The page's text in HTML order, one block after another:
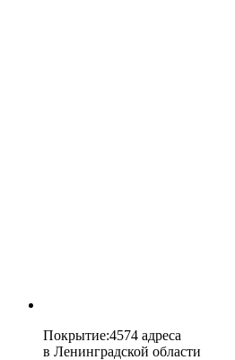
Покрытие:4574 адреса
в Ленинградской области